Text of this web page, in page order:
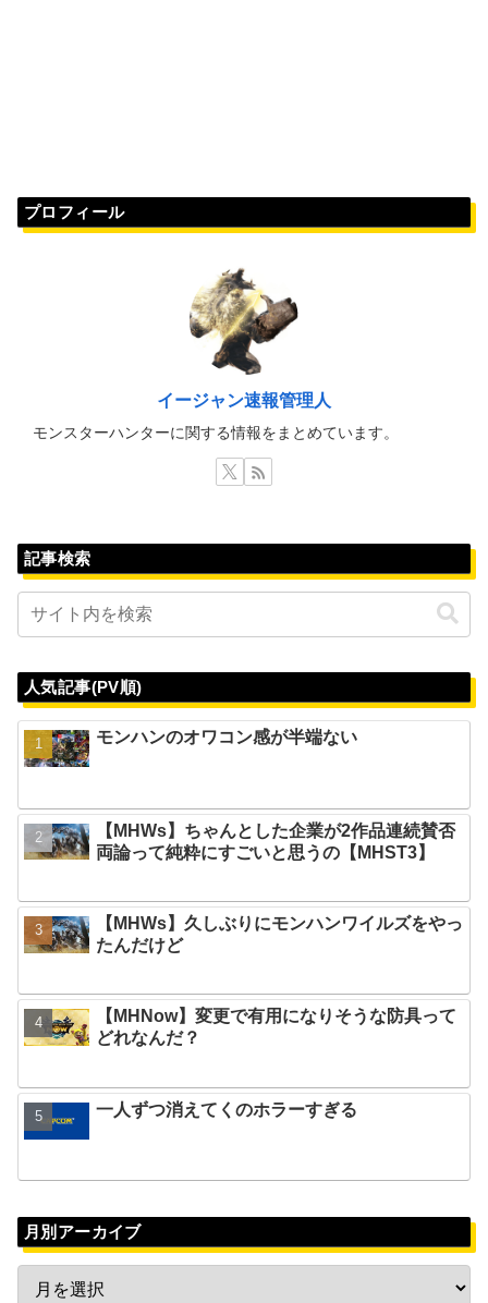
プロフィール
イージャン速報管理人
モンスターハンターに関する情報をまとめています。
記事検索
人気記事(PV順)
モンハンのオワコン感が半端ない
【MHWs】ちゃんとした企業が2作品連続賛否
両論って純粋にすごいと思うの【MHST3】
【MHWs】久しぶりにモンハンワイルズをやっ
たんだけど
【MHNow】変更で有用になりそうな防具って
どれなんだ？
一人ずつ消えてくのホラーすぎる
月別アーカイブ